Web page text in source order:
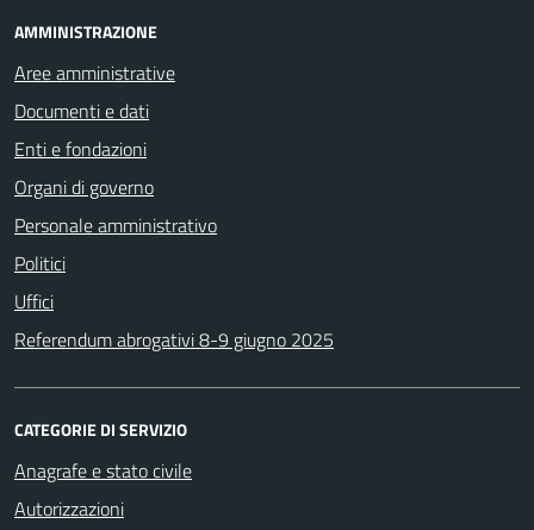
AMMINISTRAZIONE
Aree amministrative
Documenti e dati
Enti e fondazioni
Organi di governo
Personale amministrativo
Politici
Uffici
Referendum abrogativi 8-9 giugno 2025
CATEGORIE DI SERVIZIO
Anagrafe e stato civile
Autorizzazioni